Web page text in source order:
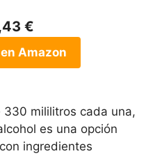
€
Amazon
mililitros cada una,
es una opción
ingredientes